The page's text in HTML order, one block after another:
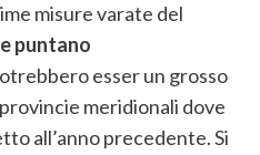
misure varate del
puntano
esser un grosso
meridionali dove
all’anno precedente. Si